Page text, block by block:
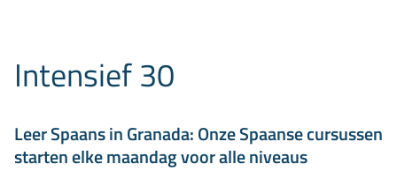
Intensief 30
Leer Spaans in Granada: Onze Spaanse cursussen
starten elke maandag voor alle niveaus